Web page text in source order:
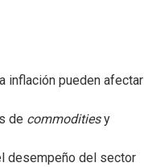
inflación pueden afectar
de commoditiesy
desempeño del sector